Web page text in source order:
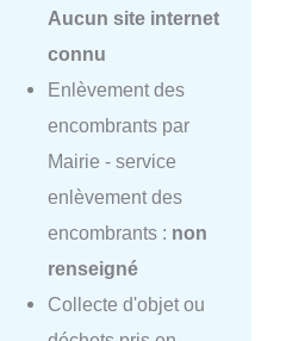
Aucun site internet
connu
Enlèvement des
encombrants par
Mairie - service
enlèvement des
encombrants : non
renseigné
Collecte d'objet ou